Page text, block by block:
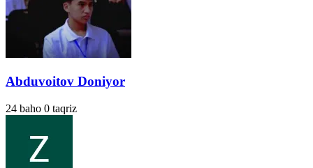
Abduvoitov Doniyor
24 baho 0 taqriz